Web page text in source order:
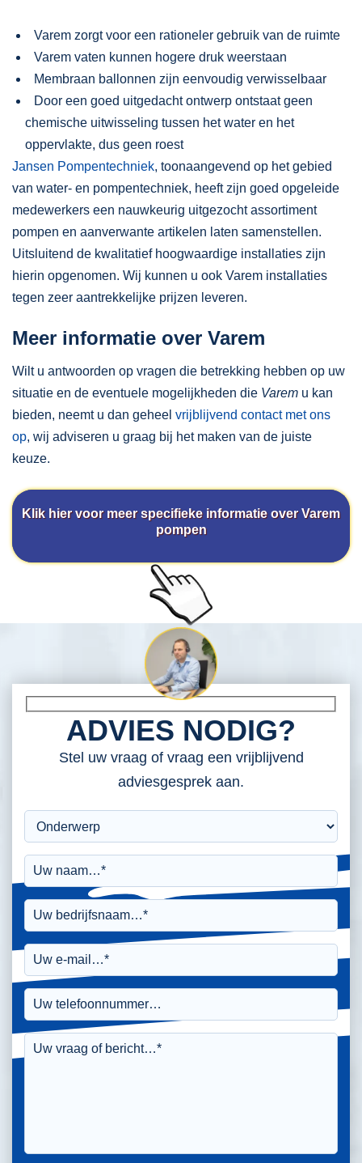
Varem zorgt voor een rationeler gebruik van de ruimte
Varem vaten kunnen hogere druk weerstaan
Membraan ballonnen zijn eenvoudig verwisselbaar
Door een goed uitgedacht ontwerp ontstaat geen
chemische uitwisseling tussen het water en het
oppervlakte, dus geen roest
Jansen Pompentechniek, toonaangevend op het gebied
van water- en pompentechniek, heeft zijn goed opgeleide
medewerkers een nauwkeurig uitgezocht assortiment
pompen en aanverwante artikelen laten samenstellen.
Uitsluitend de kwalitatief hoogwaardige installaties zijn
hierin opgenomen. Wij kunnen u ook Varem installaties
tegen zeer aantrekkelijke prijzen leveren.
Meer informatie over Varem
Wilt u antwoorden op vragen die betrekking hebben op uw
situatie en de eventuele mogelijkheden die Varem u kan
bieden, neemt u dan geheel vrijblijvend contact met ons
op, wij adviseren u graag bij het maken van de juiste
keuze.
Klik hier voor meer specifieke informatie over Varem
pompen
ADVIES NODIG?
Stel uw vraag of vraag een vrijblijvend
adviesgesprek aan.